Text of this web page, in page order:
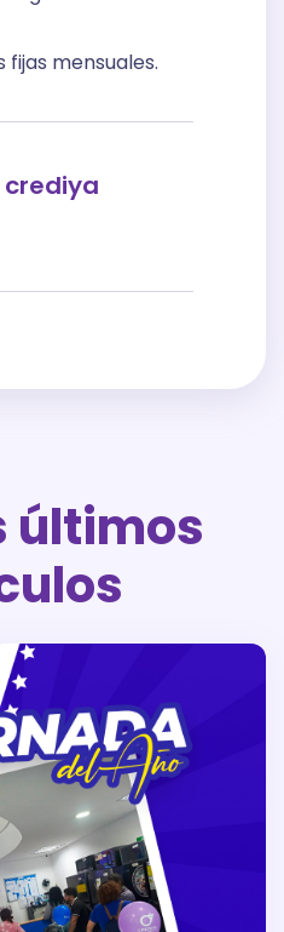
fijas mensuales.
crediya
últimos